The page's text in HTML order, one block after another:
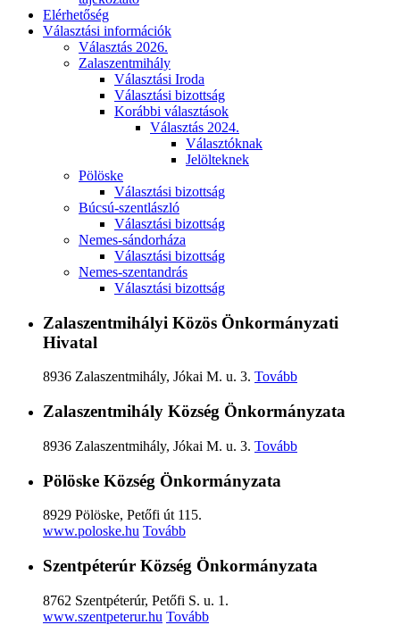
Elérhetőség
Választási információk
Választás 2026.
Zalaszentmihály
Választási Iroda
Választási bizottság
Korábbi választások
Választás 2024.
Választóknak
Jelölteknek
Pölöske
Választási bizottság
Búcsú-szentlászló
Választási bizottság
Nemes-sándorháza
Választási bizottság
Nemes-szentandrás
Választási bizottság
Zalaszentmihályi Közös Önkormányzati
Hivatal
8936 Zalaszentmihály, Jókai M. u. 3. Tovább
Zalaszentmihály Község Önkormányzata
8936 Zalaszentmihály, Jókai M. u. 3. Tovább
Pölöske Község Önkormányzata
8929 Pölöske, Petőfi út 115.
www.poloske.hu Tovább
Szentpéterúr Község Önkormányzata
8762 Szentpéterúr, Petőfi S. u. 1.
www.szentpeterur.hu Tovább